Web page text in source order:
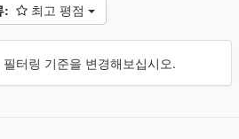
: 최고 평점
터링 기준을 변경해보십시오.